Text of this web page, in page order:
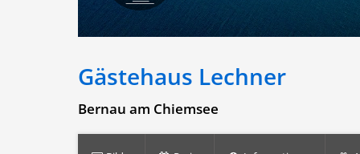
Gästehaus Lechner
Bernau am Chiemsee